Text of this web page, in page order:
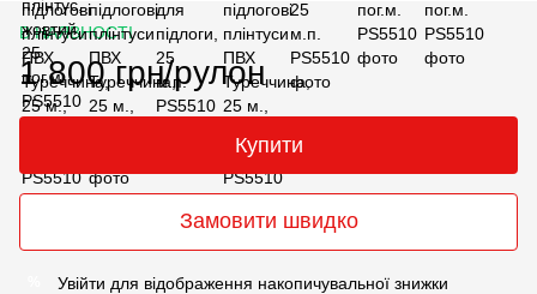
В НАЯВНОСТІ
1 800 грн/рулон
Купити
Замовити швидко
Увійти для відображення накопичувальної знижки